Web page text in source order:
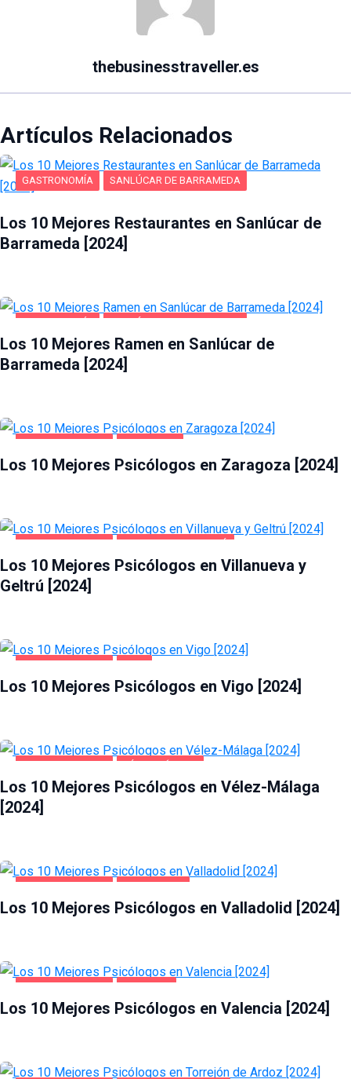
thebusinesstraveller.es
Artículos Relacionados
GASTRONOMÍA SANLÚCAR DE BARRAMEDA
Los 10 Mejores Restaurantes en Sanlúcar de
Barrameda [2024]
Los 10 Mejores Ramen en Sanlúcar de
Barrameda [2024]
Los 10 Mejores Psicólogos en Zaragoza [2024]
Los 10 Mejores Psicólogos en Villanueva y
Geltrú [2024]
Los 10 Mejores Psicólogos en Vigo [2024]
Los 10 Mejores Psicólogos en Vélez-Málaga
[2024]
Los 10 Mejores Psicólogos en Valladolid [2024]
Los 10 Mejores Psicólogos en Valencia [2024]